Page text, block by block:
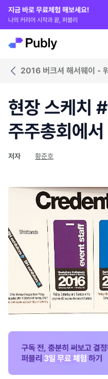
지금 바로 무료체험 해보세요!
나의 커리어 시작과 끝, 퍼블리
2016 버크셔 해서웨이 -
현장 스케치
주주총회에
저자 황준호